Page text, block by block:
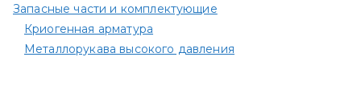
Запасные части и комплектующие
Криогенная арматура
Металлорукава высокого давления